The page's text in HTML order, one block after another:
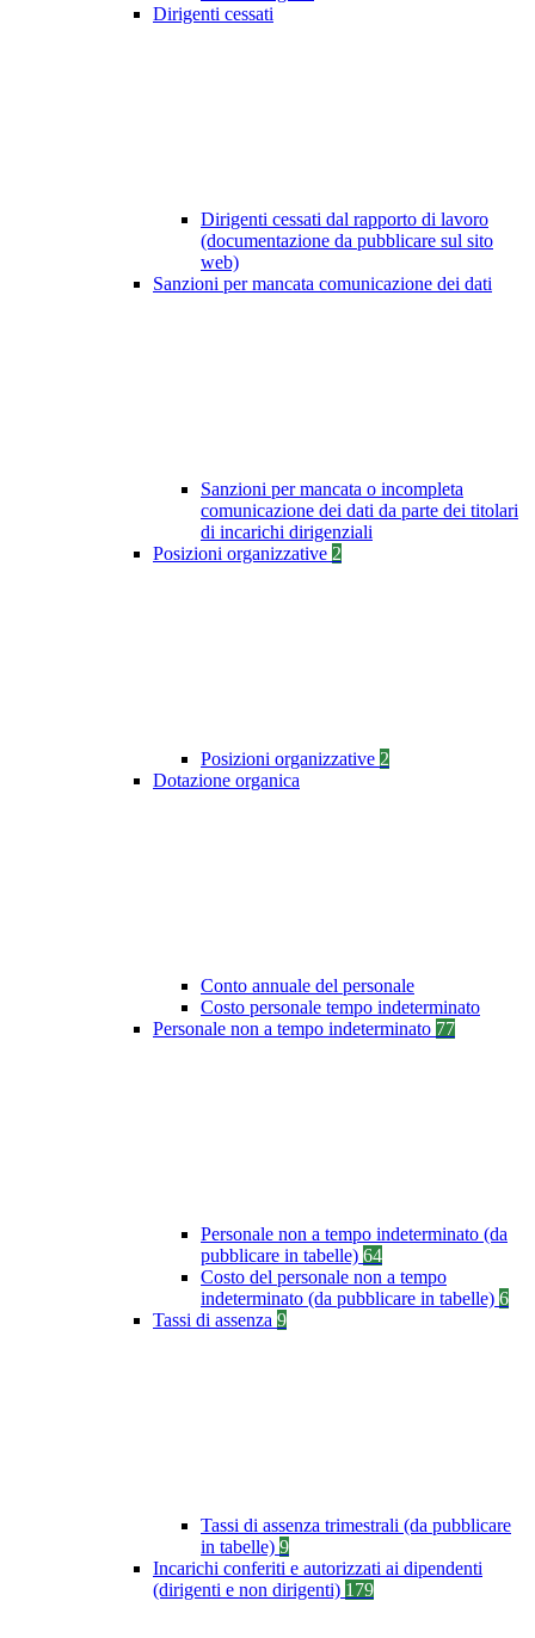
Dirigenti cessati
Dirigenti cessati dal rapporto di lavoro
(documentazione da pubblicare sul sito
web)
Sanzioni per mancata comunicazione dei dati
Sanzioni per mancata o incompleta
comunicazione dei dati da parte dei titolari
di incarichi dirigenziali
Posizioni organizzative 2
Posizioni organizzative 2
Dotazione organica
Conto annuale del personale
Costo personale tempo indeterminato
Personale non a tempo indeterminato 77
Personale non a tempo indeterminato (da
pubblicare in tabelle) 64
Costo del personale non a tempo
indeterminato (da pubblicare in tabelle) 6
Tassi di assenza 9
Tassi di assenza trimestrali (da pubblicare
in tabelle) 9
Incarichi conferiti e autorizzati ai dipendenti
(dirigenti e non dirigenti) 179